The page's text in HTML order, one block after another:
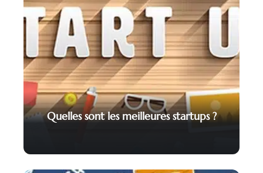
Quelles sont les meilleures startups ?